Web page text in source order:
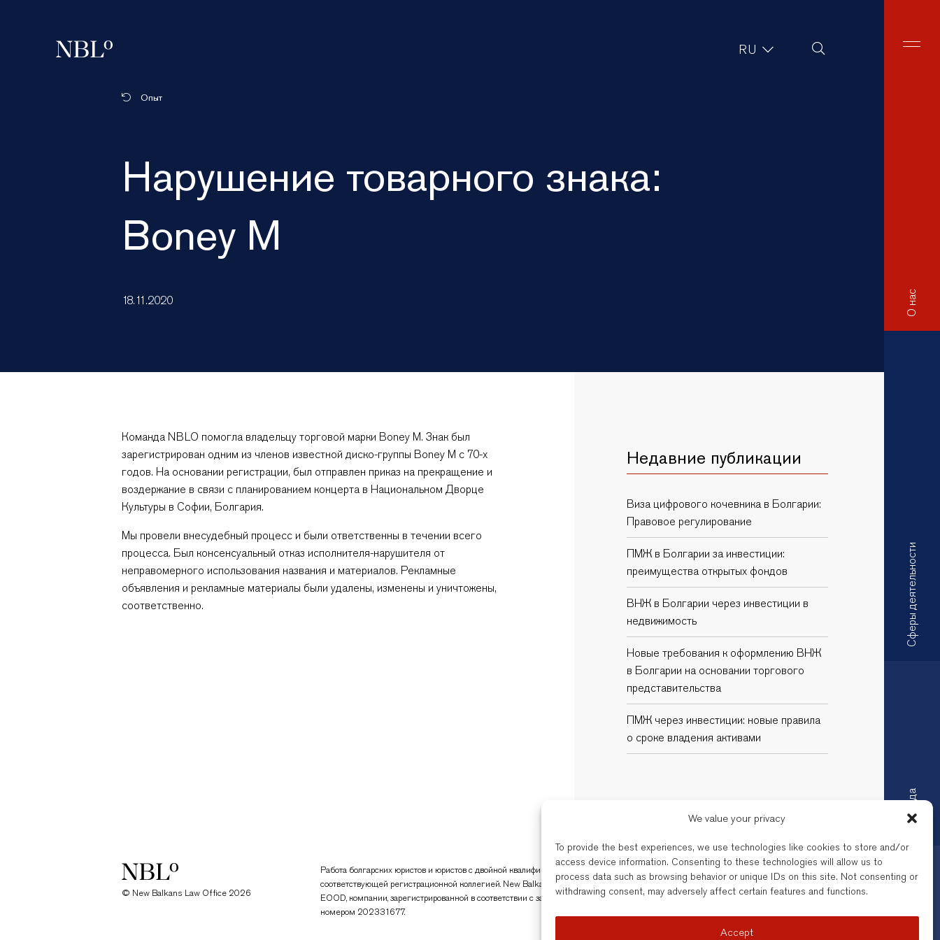
We value your privacy
To provide the best experiences, we use technologies like cookies to store and/or
access device information. Consenting to these technologies will allow us to
process data such as browsing behavior or unique IDs on this site. Not consenting or
withdrawing consent, may adversely affect certain features and functions.
Accept
New Balkans Law Office RU Поиск на сайте
О нас
Сферы деятельности
Kоманда
Опыт
Нарушение товарного знака:
Boney M
18.11.2020
Команда NBLO помогла владельцу торговой марки Boney M. Знак был
зарегистрирован одним из членов известной диско-группы Boney M с 70-x
годов. На основании регистрации, был отправлен приказ на прекращение и
воздержание в связи с планированием концерта в Национальном Дворце
Культуры в Софии, Болгария.
Мы провели внесудебный процесс и были ответственны в течении всего
процесса. Был консенсуальный отказ исполнителя-нарушителя от
неправомерного использования названия и материалов. Рекламные
объявления и рекламные материалы были удалены, изменены и уничтожены,
соответственно.
Недавние публикации
Виза цифрового кочевника в Болгарии:
Правовое регулирование
ПМЖ в Болгарии за инвестиции:
преимущества открытых фондов
ВНЖ в Болгарии через инвестиции в
недвижимость
Новые требования к оформлению ВНЖ
в Болгарии на основании торгового
представительства
ПМЖ через инвестиции: новые правила
о сроке владения активами
New Balkans Law Office
© New Balkans Law Office 2026
Работа болгарских юристов и юристов с двойной квалификацией в New Balkans Law Office регулируется
соответствующей регистрационной коллегией. New Balkans Law Office — это торговая марка Legal Services
EOOD, компании, зарегистрированной в соответствии с законодательством Болгарии, с регистрационным
номером 202331677.